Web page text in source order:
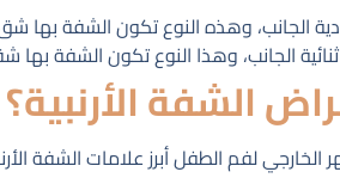
الجانب، وهذه النوع تكون الشفة
ثنائية الجانب، وهذا النوع تكون الشفة
الشفة الأرنبية؟
الخارجي لفم الطفل أبرز علامات الشفة